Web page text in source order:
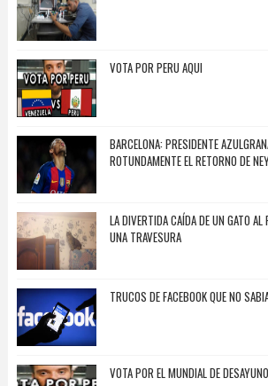
VOTA POR PERU AQUI
BARCELONA: PRESIDENTE
ROTUNDAMENTE EL RETORNO DE
LA DIVERTIDA CAÍDA DE UN GATO AL
UNA TRAVESURA
TRUCOS DE FACEBOOK QUE NO
VOTA POR EL MUNDIAL DE